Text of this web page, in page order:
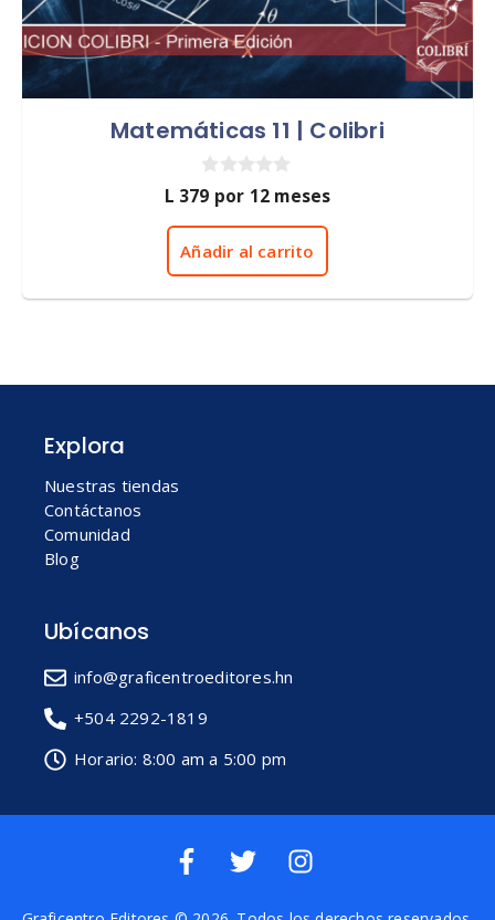
Matemáticas 11 | Colibri
0
d
e
L 379 por 12 meses
Añadir al carrito
Explora
Nuestras tiendas
Contáctanos
Comunidad
Blog
Ubícanos
info@graficentroeditores.hn
+504 2292-1819
Horario: 8:00 am a 5:00 pm